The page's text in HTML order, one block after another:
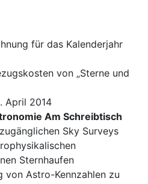
für das Kalenderjahr
von „Sterne und
April 2014
Am Schreibtisch
Sky Surveys
Sternhaufen
von Astro-Kennzahlen zu